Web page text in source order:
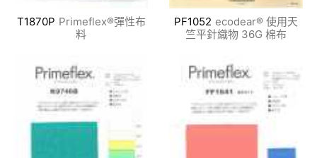
T1870P Primeflex®彈性布
料
PF1052 ecodear® 使用天
竺平針織物 36G 棉布